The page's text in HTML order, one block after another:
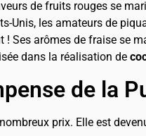
de fruits rouges se
Unis, les amateurs de
! Ses arômes de fraise se
dans la réalisation de
de la
prix. Elle est